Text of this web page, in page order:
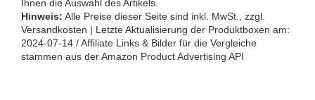
Ihnen die Auswahl des Artikels.
Hinweis: Alle Preise dieser Seite sind inkl. MwSt., zzgl.
Versandkosten | Letzte Aktualisierung der Produktboxen am:
2024-07-14 / Affiliate Links & Bilder für die Vergleiche
stammen aus der Amazon Product Advertising API